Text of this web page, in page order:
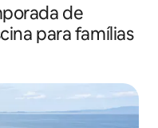
de
para famílias